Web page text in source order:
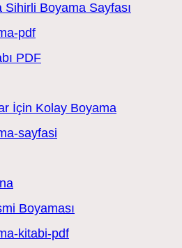
Boyama Sayfası
PDF
İçin Kolay Boyama
Boyaması